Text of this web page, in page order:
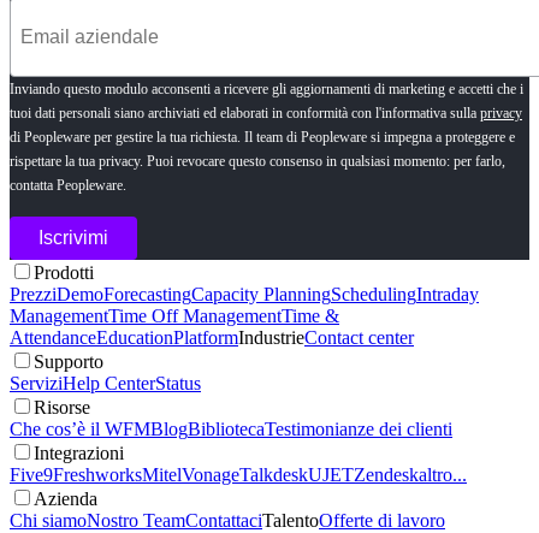
Inviando questo modulo acconsenti a ricevere gli aggiornamenti di marketing e accetti che i
tuoi dati personali siano archiviati ed elaborati in conformità con l'informativa sulla privacy
di Peopleware per gestire la tua richiesta. Il team di Peopleware si impegna a proteggere e
rispettare la tua privacy. Puoi revocare questo consenso in qualsiasi momento: per farlo,
contatta Peopleware.
Prodotti
PrezziDemoForecastingCapacity PlanningSchedulingIntraday
ManagementTime Off ManagementTime &
AttendanceEducationPlatformIndustrieContact center
Supporto
ServiziHelp CenterStatus
Risorse
Che cos’è il WFMBlogBibliotecaTestimonianze dei clienti
Integrazioni
Five9FreshworksMitelVonageTalkdeskUJETZendeskaltro...
Azienda
Chi siamoNostro TeamContattaciTalentoOfferte di lavoro